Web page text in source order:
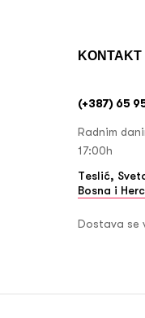
(+387) 65
Radnim
17:00h
Teslić,
Bosna i
Dostava se